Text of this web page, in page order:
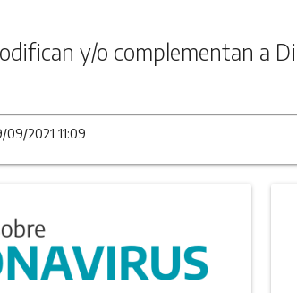
y/o complementan a
2021 11:09